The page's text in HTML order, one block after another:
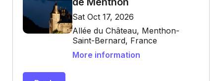
Sat Oct 17, 2026
Allée du Château, Menthon-
Saint-Bernard, France
More information